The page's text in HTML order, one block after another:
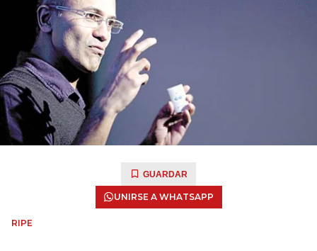
GUARDAR
UNIRSE A WHATSAPP
RIPE